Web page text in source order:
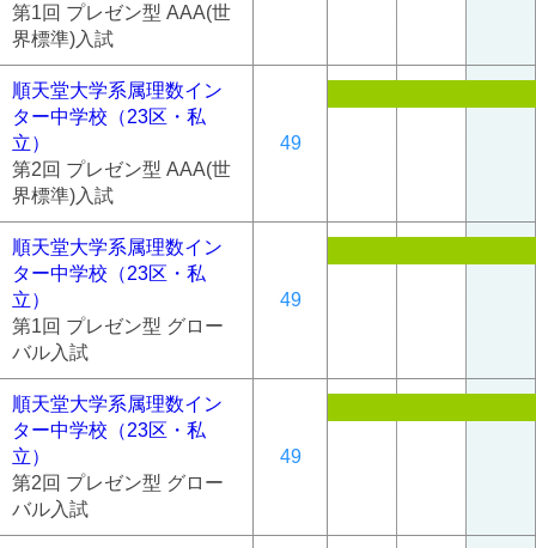
第1回 プレゼン型 AAA(世
界標準)入試
順天堂大学系属理数イン
ター中学校（23区・私
立）
第2回 プレゼン型 AAA(世
界標準)入試
49
順天堂大学系属理数イン
ター中学校（23区・私
立）
第1回 プレゼン型 グロー
バル入試
49
順天堂大学系属理数イン
ター中学校（23区・私
立）
第2回 プレゼン型 グロー
バル入試
49